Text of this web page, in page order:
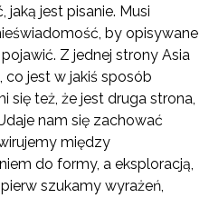
jaką jest pisanie. Musi
by opisywane
Z jednej strony Asia
jest w jakiś sposób
się też, że jest druga strona,
nam się zachować
między
do formy, a eksploracją,
szukamy wyrażeń,